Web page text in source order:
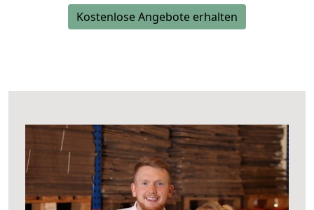
Kostenlose Angebote erhalten